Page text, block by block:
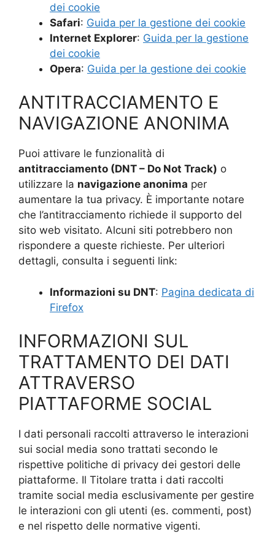
dei cookie
Safari: Guida per la gestione dei cookie
Internet Explorer: Guida per la gestione
dei cookie
Opera: Guida per la gestione dei cookie
ANTITRACCIAMENTO E
NAVIGAZIONE ANONIMA
Puoi attivare le funzionalità di
antitracciamento (DNT – Do Not Track) o
utilizzare la navigazione anonima per
aumentare la tua privacy. È importante notare
che l’antitracciamento richiede il supporto del
sito web visitato. Alcuni siti potrebbero non
rispondere a queste richieste. Per ulteriori
dettagli, consulta i seguenti link:
Informazioni su DNT: Pagina dedicata di
Firefox
INFORMAZIONI SUL
TRATTAMENTO DEI DATI
ATTRAVERSO
PIATTAFORME SOCIAL
I dati personali raccolti attraverso le interazioni
sui social media sono trattati secondo le
rispettive politiche di privacy dei gestori delle
piattaforme. Il Titolare tratta i dati raccolti
tramite social media esclusivamente per gestire
le interazioni con gli utenti (es. commenti, post)
e nel rispetto delle normative vigenti.